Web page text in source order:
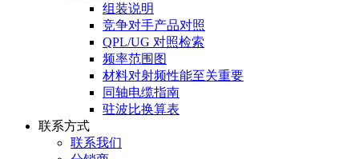
组装说明
竞争对手产品对照
QPL/UG 对照检索
频率范围图
材料对射频性能至关重要
同轴电缆指南
驻波比换算表
联系方式
联系我们